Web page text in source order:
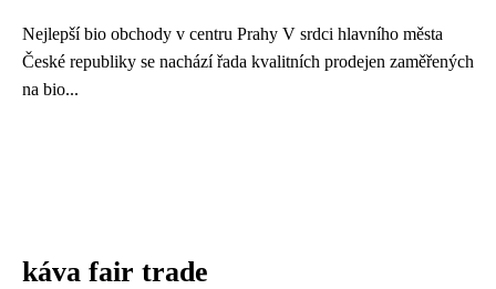
Nejlepší bio obchody v centru Prahy V srdci hlavního města
České republiky se nachází řada kvalitních prodejen zaměřených
na bio...
káva fair trade